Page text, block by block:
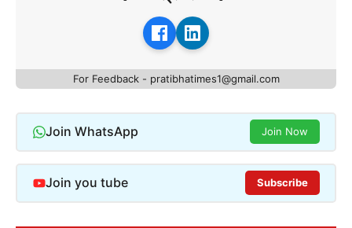
For Feedback - pratibhatimes1@gmail.com
Join WhatsApp Join Now
Join you tube Subscribe